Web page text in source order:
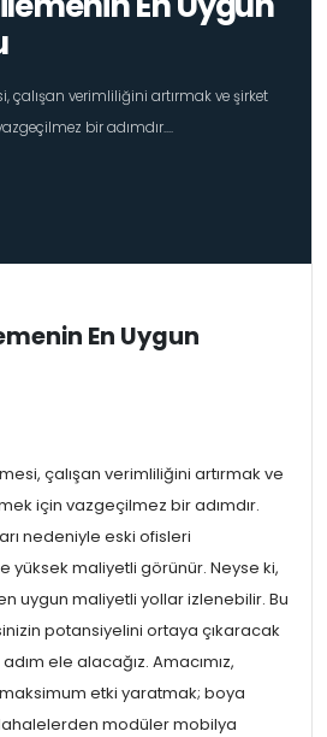
çalışan verimliliğini artırmak ve şirket
bir adımdır....
En Uygun
çalışan verimliliğini artırmak ve
için vazgeçilmez bir adımdır.
nedeniyle eski ofisleri
yüksek maliyetli görünür. Neyse ki,
uygun maliyetli yollar izlenebilir. Bu
potansiyelini ortaya çıkaracak
ele alacağız. Amacımız,
etki yaratmak; boya
modüler mobilya